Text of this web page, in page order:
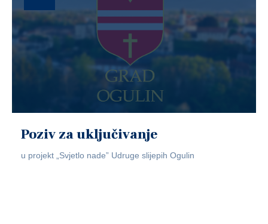
Poziv za uključivanje
u projekt „Svjetlo nade” Udruge slijepih Ogulin